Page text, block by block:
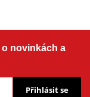
novinkách a
Přihlásit se